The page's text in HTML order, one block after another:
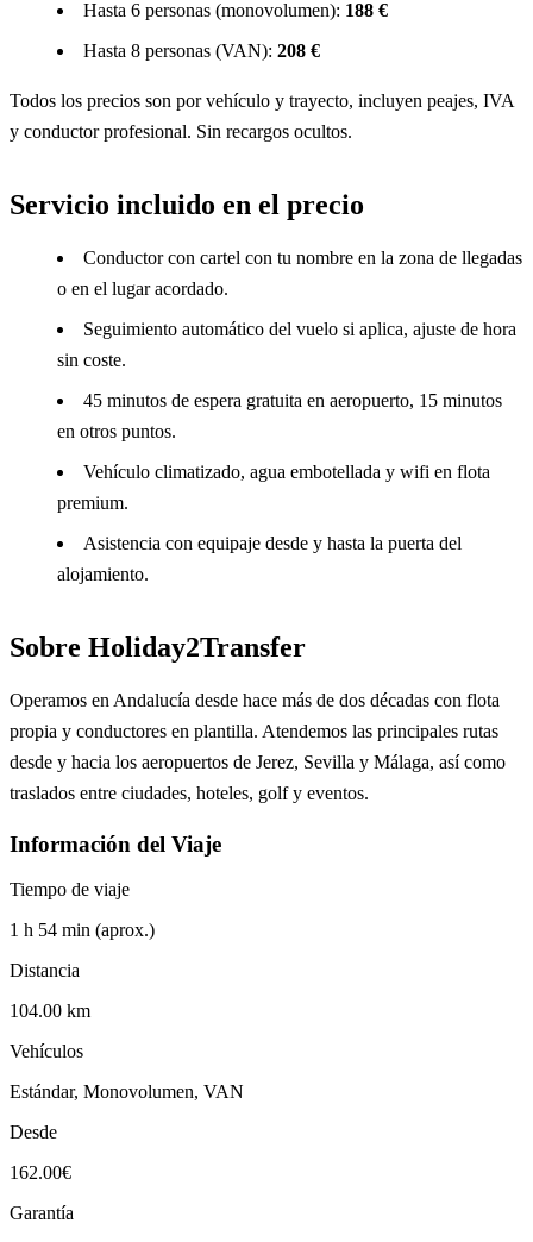
Hasta 6 personas (monovolumen): 188 €
Hasta 8 personas (VAN): 208 €
Todos los precios son por vehículo y trayecto, incluyen peajes, IVA
y conductor profesional. Sin recargos ocultos.
Servicio incluido en el precio
Conductor con cartel con tu nombre en la zona de llegadas
o en el lugar acordado.
Seguimiento automático del vuelo si aplica, ajuste de hora
sin coste.
45 minutos de espera gratuita en aeropuerto, 15 minutos
en otros puntos.
Vehículo climatizado, agua embotellada y wifi en flota
premium.
Asistencia con equipaje desde y hasta la puerta del
alojamiento.
Sobre Holiday2Transfer
Operamos en Andalucía desde hace más de dos décadas con flota
propia y conductores en plantilla. Atendemos las principales rutas
desde y hacia los aeropuertos de Jerez, Sevilla y Málaga, así como
traslados entre ciudades, hoteles, golf y eventos.
Información del Viaje
Tiempo de viaje
1 h 54 min (aprox.)
Distancia
104.00 km
Vehículos
Estándar, Monovolumen, VAN
Desde
162.00€
Garantía